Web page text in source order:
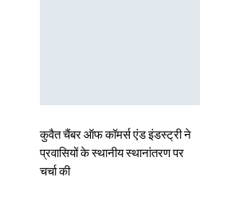
कुवैत चैंबर ऑफ कॉमर्स एंड इंडस्ट्री ने
प्रवासियों के स्थानीय स्थानांतरण पर
चर्चा की